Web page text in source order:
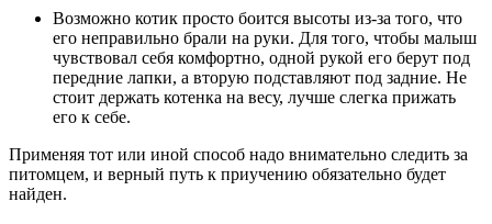
Возможно котик просто боится высоты из-за того, что
его неправильно брали на руки. Для того, чтобы малыш
чувствовал себя комфортно, одной рукой его берут под
передние лапки, а вторую подставляют под задние. Не
стоит держать котенка на весу, лучше слегка прижать
его к себе.
Применяя тот или иной способ надо внимательно следить за
питомцем, и верный путь к приучению обязательно будет
найден.